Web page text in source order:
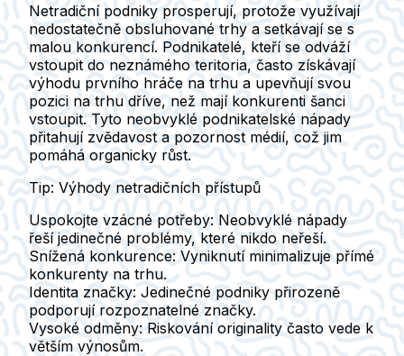
Netradiční podniky prosperují, protože využívají
nedostatečně obsluhované trhy a setkávají se s
malou konkurencí. Podnikatelé, kteří se odváží
vstoupit do neznámého teritoria, často získávají
výhodu prvního hráče na trhu a upevňují svou
pozici na trhu dříve, než mají konkurenti šanci
vstoupit. Tyto neobvyklé podnikatelské nápady
přitahují zvědavost a pozornost médií, což jim
pomáhá organicky růst.
Tip: Výhody netradičních přístupů
Uspokojte vzácné potřeby: Neobvyklé nápady
řeší jedinečné problémy, které nikdo neřeší.
Snížená konkurence: Vyniknutí minimalizuje přímé
konkurenty na trhu.
Identita značky: Jedinečné podniky přirozeně
podporují rozpoznatelné značky.
Vysoké odměny: Riskování originality často vede k
větším výnosům.